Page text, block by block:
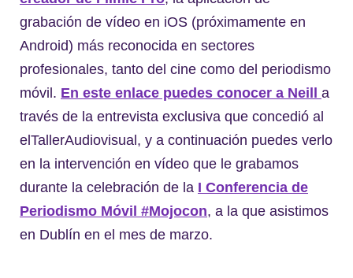
grabación de vídeo en iOS (próximamente en
Android) más reconocida en sectores
profesionales, tanto del cine como del periodismo
móvil. En este enlace puedes conocer a Neill a
través de la entrevista exclusiva que concedió al
elTallerAudiovisual, y a continuación puedes verlo
en la intervención en vídeo que le grabamos
durante la celebración de la I Conferencia de
Periodismo Móvil #Mojocon, a la que asistimos
en Dublín en el mes de marzo.